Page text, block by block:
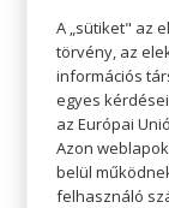
A „sütiket" az
törvény, az
információs
egyes
az Európai
Azon
belül
felhasználó